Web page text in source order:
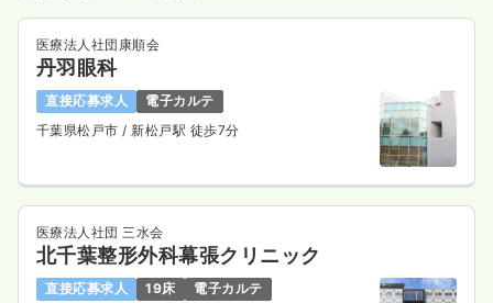
医療法人社団康順会
丹羽眼科
直接応募求人
電子カルテ
千葉県松戸市 / 新松戸駅 徒歩7分
医療法人社団 三水会
北千葉整形外科幕張クリニック
直接応募求人 19床
電子カルテ